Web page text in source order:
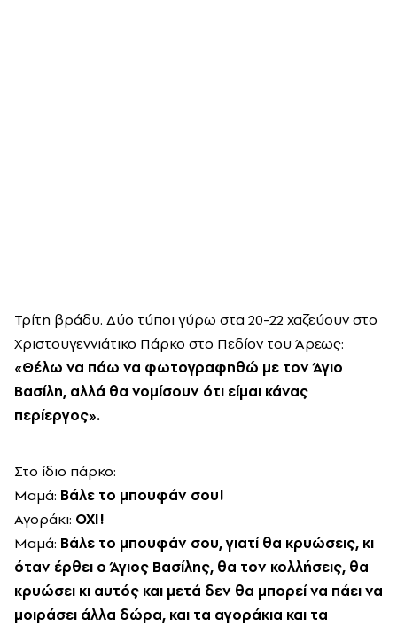
Τρίτη βράδυ. Δύο τύποι γύρω στα 20-22 χαζεύουν στο
Χριστουγεννιάτικο Πάρκο στο Πεδίον του Άρεως:
«Θέλω να πάω να φωτογραφηθώ με τον Άγιο
Βασίλη, αλλά θα νομίσουν ότι είμαι κάνας
περίεργος».
Στο ίδιο πάρκο:
Μαμά: Βάλε το μπουφάν σου!
Αγοράκι: ΟΧΙ!
Μαμά: Βάλε το μπουφάν σου, γιατί θα κρυώσεις, κι
όταν έρθει ο Άγιος Βασίλης, θα τον κολλήσεις, θα
κρυώσει κι αυτός και μετά δεν θα μπορεί να πάει να
μοιράσει άλλα δώρα, και τα αγοράκια και τα